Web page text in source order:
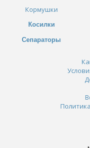
Кормушки
Косилки
Сепараторы